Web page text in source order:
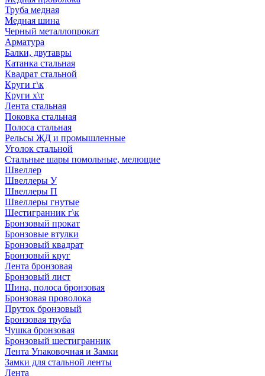
Труба медная
Медная шина
Черный металлопрокат
Арматура
Балки, двутавры
Катанка стальная
Квадрат стальной
Круги г\к
Круги х\т
Лента стальная
Поковка стальная
Полоса стальная
Рельсы ЖД и промышленные
Уголок стальной
Стальные шары помольные, мелющие
Швеллер
Швеллеры У
Швеллеры П
Швеллеры гнутые
Шестигранник г\к
Бронзовый прокат
Бронзовые втулки
Бронзовый квадрат
Бронзовый круг
Лента бронзовая
Бронзовый лист
Шина, полоса бронзовая
Бронзовая проволока
Пруток бронзовый
Бронзовая труба
Чушка бронзовая
Бронзовый шестигранник
Лента Упаковочная и Замки
Замки для стальной ленты
Лента